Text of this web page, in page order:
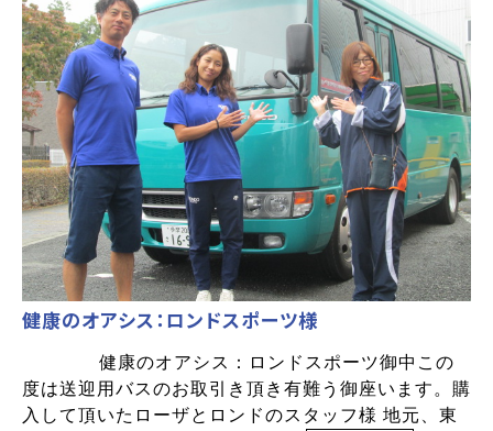
健康のオアシス：ロンドスポーツ様
健康のオアシス：ロンドスポーツ御中この
度は送迎用バスのお取引き頂き有難う御座います。購
入して頂いたローザとロンドのスタッフ様 地元、東